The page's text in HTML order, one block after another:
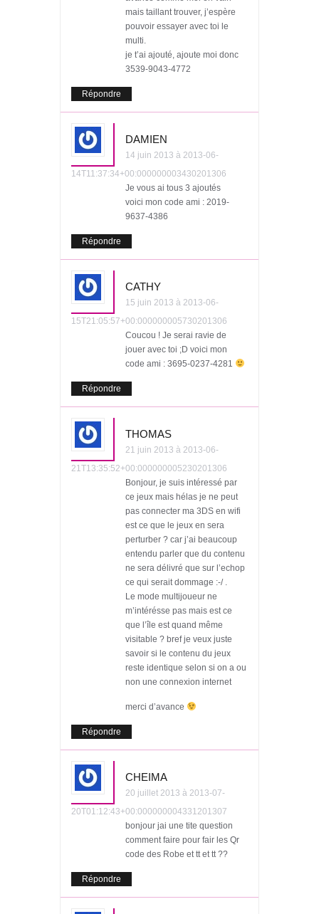
mais taillant trouver, j’espère
pouvoir essayer avec toi le
multi.
je t’ai ajouté, ajoute moi donc
3539-9043-4772
Répondre
DAMIEN
14 juin 2013 à 2013-06-
14T11:37:34+00:000000003430201306
Je vous ai tous 3 ajoutés
voici mon code ami : 2019-
9637-4386
Répondre
CATHY
15 juin 2013 à 2013-06-
15T21:05:57+00:000000005730201306
Coucou ! Je serai ravie de
jouer avec toi ;D voici mon
code ami : 3695-0237-4281
Répondre
THOMAS
21 juin 2013 à 2013-06-
21T13:35:52+00:000000005230201306
Bonjour, je suis intéressé par
ce jeux mais hélas je ne peut
pas connecter ma 3DS en wifi
est ce que le jeux en sera
perturber ? car j’ai beaucoup
entendu parler que du contenu
ne sera délivré que sur l’echop
ce qui serait dommage :-/ .
Le mode multijoueur ne
m’intérésse pas mais est ce
que l’île est quand même
visitable ? bref je veux juste
savoir si le contenu du jeux
reste identique selon si on a ou
non une connexion internet
merci d’avance
Répondre
CHEIMA
20 juillet 2013 à 2013-07-
20T01:12:43+00:000000004331201307
bonjour jai une tite question
comment faire pour fair les Qr
code des Robe et tt et tt ??
Répondre